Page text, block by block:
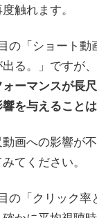
度触れます。
の「ショート動
る。」ですが、
ーマンスが長
を与えること
動画への影響が
みてください。
の「クリック率